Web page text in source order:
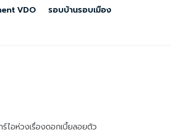
VDO รอบบ้านรอบเมือง
ไอห่วงเรื่องดอกเบี้ยลอยตัว